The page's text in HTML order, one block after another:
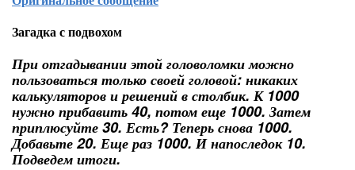
Загадка с подвохом
При отгадывании этой головоломки можно
пользоваться только своей головой: никаких
калькуляторов и решений в столбик. К 1000
нужно прибавить 40, потом еще 1000. Затем
приплюсуйте 30. Есть? Теперь снова 1000.
Добавьте 20. Еще раз 1000. И напоследок 10.
Подведем итоги.